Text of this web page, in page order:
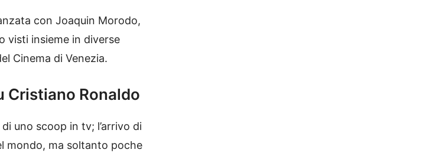
con Joaquin Morodo,
visti insieme in diverse
Cinema di Venezia.
Cristiano Ronaldo
uno scoop in tv; l’arrivo di
mondo, ma soltanto poche